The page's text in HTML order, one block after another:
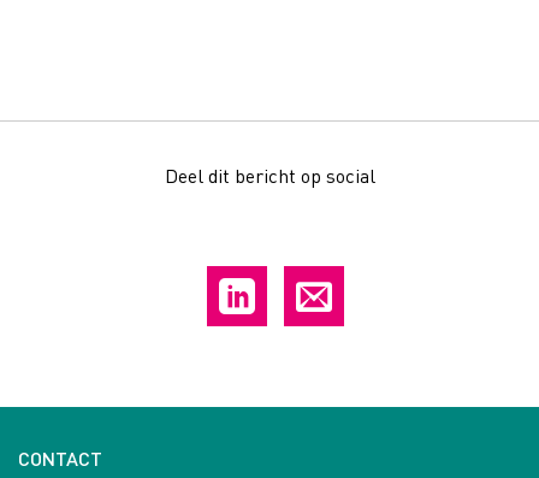
Deel dit bericht op social
CONTACT